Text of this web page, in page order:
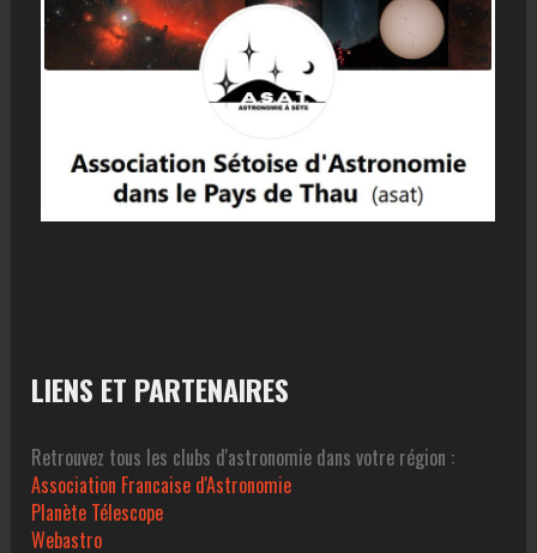
LIENS ET PARTENAIRES
Retrouvez tous les clubs d'astronomie dans votre région :
Association Francaise d'Astronomie
Planète Télescope
Webastro